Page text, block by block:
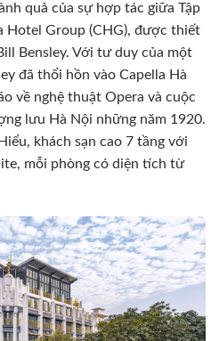
quả của sự hợp tác giữa Tập
Hotel Group (CHG), được thiết
Bensley. Với tư duy của một
đã thổi hồn vào Capella Hà
về nghệ thuật Opera và cuộc
lưu Hà Nội những năm 1920.
khách sạn cao 7 tầng với
mỗi phòng có diện tích từ